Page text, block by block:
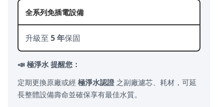
全系列免插電設備
升級至 5 年保固
極淨水 提醒您：
定期更換原廠或經 極淨水認證 之副廠濾芯、耗材，可延
長整體設備壽命並確保享有最佳水質。